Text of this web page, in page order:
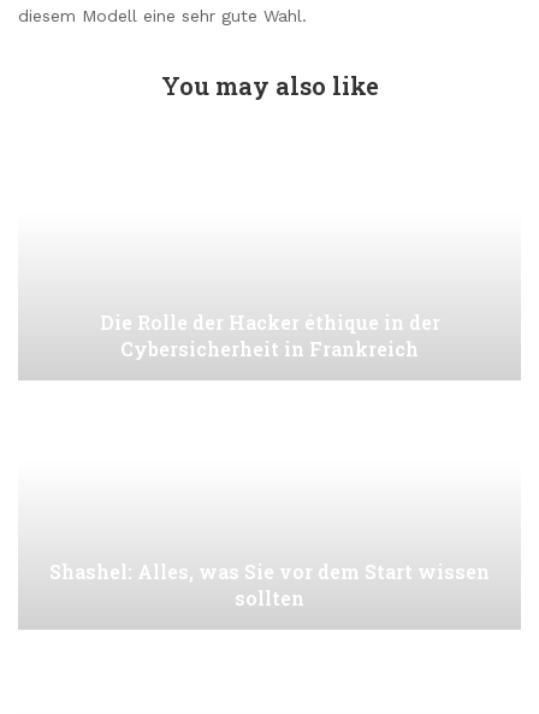
diesem Modell eine sehr gute Wahl.
You may also like
Die Rolle der Hacker éthique in der
Cybersicherheit in Frankreich
Shashel: Alles, was Sie vor dem Start wissen
sollten